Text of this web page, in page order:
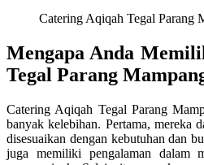
Catering Aqiqah Tegal Parang
Mengapa Anda
Tegal Parang
Catering Aqiqah Tegal Parang
banyak kelebihan. Pertama, mereka
disesuaikan dengan kebutuhan dan
juga memiliki pengalaman dalam